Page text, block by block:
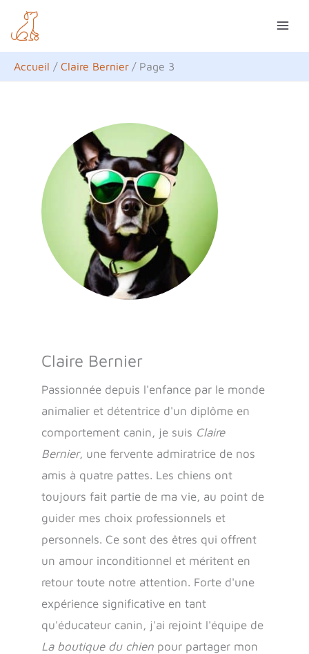
contenu
Accueil
Claire Bernier Page 3
Claire Bernier
Passionnée depuis l'enfance par le monde
animalier et détentrice d'un diplôme en
comportement canin, je suis Claire
Bernier, une fervente admiratrice de nos
amis à quatre pattes. Les chiens ont
toujours fait partie de ma vie, au point de
guider mes choix professionnels et
personnels. Ce sont des êtres qui offrent
un amour inconditionnel et méritent en
retour toute notre attention. Forte d'une
expérience significative en tant
qu'éducateur canin, j'ai rejoint l'équipe de
La boutique du chien pour partager mon